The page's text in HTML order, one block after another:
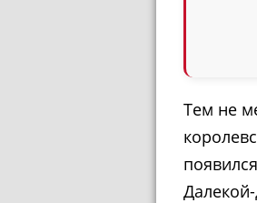
Тем не